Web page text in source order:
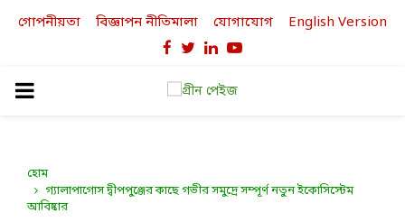
গোপনীয়তা বিজ্ঞাপন নীতিমালা যোগাযোগ English Version
Facebook
TwitterLinkedinYoutube
PRIMARY
হোম
গ্যালাপাগোস দ্বীপপুঞ্জের কাছে গভীর সমুদ্রে সম্পূর্ণ নতুন ইকোসিস্টেম
আবিষ্কার